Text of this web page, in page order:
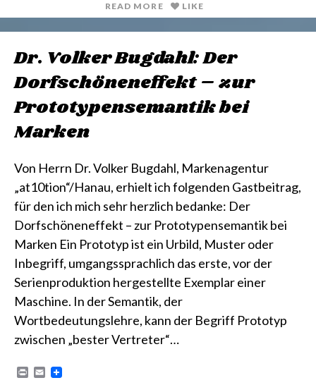
READ MORE
LIKE
Dr. Volker Bugdahl: Der
Dorfschöneneffekt – zur
Prototypensemantik bei
Marken
Von Herrn Dr. Volker Bugdahl, Markenagentur
„at10tion“/Hanau, erhielt ich folgenden Gastbeitrag,
für den ich mich sehr herzlich bedanke: Der
Dorfschöneneffekt – zur Prototypensemantik bei
Marken Ein Prototyp ist ein Urbild, Muster oder
Inbegriff, umgangssprachlich das erste, vor der
Serienproduktion hergestellte Exemplar einer
Maschine. In der Semantik, der
Wortbedeutungslehre, kann der Begriff Prototyp
zwischen „bester Vertreter“…
P
E